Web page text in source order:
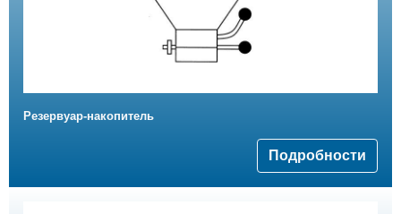
Резервуар-накопитель
Подробности